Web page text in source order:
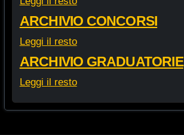
ARCHIVIO CONCORSI
Leggi il resto
ARCHIVIO GRADUATORIE
Leggi il resto